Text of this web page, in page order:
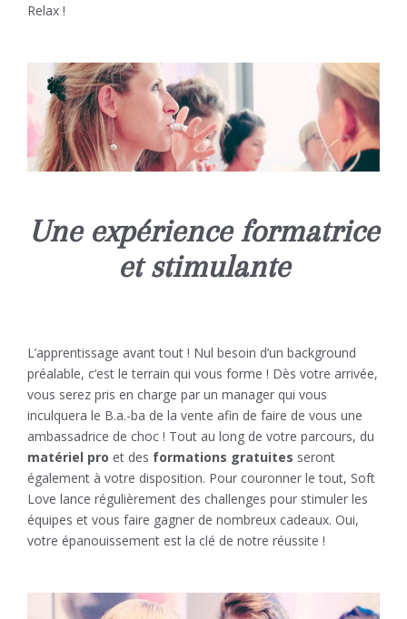
Relax !
Une expérience formatrice
et stimulante
L’apprentissage avant tout ! Nul besoin d’un background
préalable, c’est le terrain qui vous forme ! Dès votre arrivée,
vous serez pris en charge par un manager qui vous
inculquera le B.a.-ba de la vente afin de faire de vous une
ambassadrice de choc ! Tout au long de votre parcours, du
matériel pro et des formations gratuites seront
également à votre disposition. Pour couronner le tout, Soft
Love lance régulièrement des challenges pour stimuler les
équipes et vous faire gagner de nombreux cadeaux. Oui,
votre épanouissement est la clé de notre réussite !